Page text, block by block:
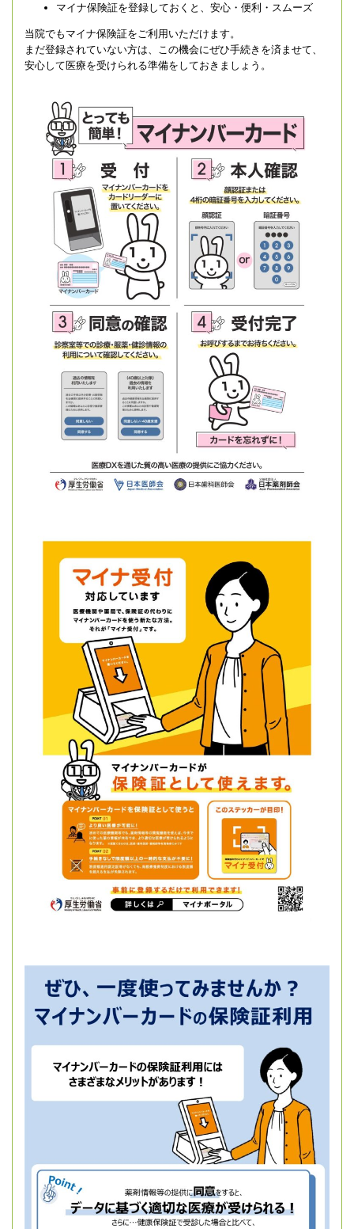
マイナ保険証を登録しておくと、安心・便利・スムーズ
当院でもマイナ保険証をご利用いただけます。
まだ登録されていない方は、この機会にぜひ手続きを済ませて、
安心して医療を受けられる準備をしておきましょう。